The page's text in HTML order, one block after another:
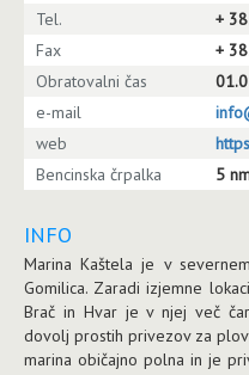
Tel.
+
Fax
+
Obratovalni čas
e-mail
web
Bencinska črpalka
5
INFO
Marina Kaštela je v
Gomilica. Zaradi izjemne
Brač in Hvar je v njej več
dovolj prostih privezov za
marina običajno polna in je